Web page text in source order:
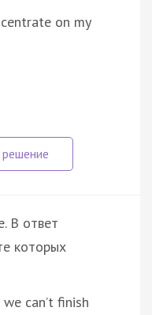
on my
В ответ
которых
can’t finish